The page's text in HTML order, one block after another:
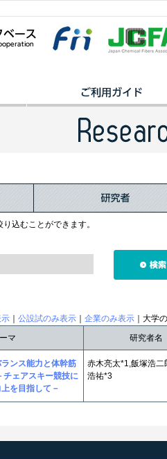
込むことができます。
公設試のみ表示 企業のみ表示 ｜大学
マ 研究者名
ンス能力と体幹筋
チェアスキー競技に
を目指して－
赤木亮太*1,飯塚浩二
浩祐*3